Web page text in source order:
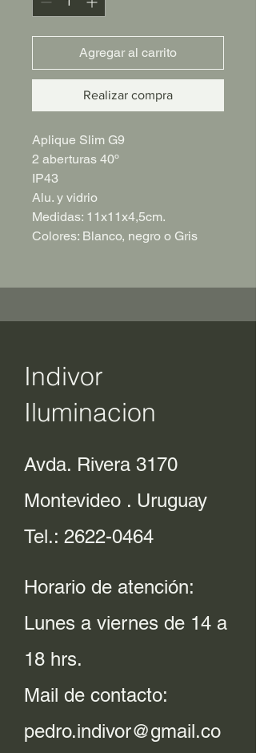
Agregar al carrito
Realizar compra
Aplique Slim G9
2 aberturas 40º
IP43
Alu. y vidrio
Medidas: 11x11x4,5cm.
Colores: Blanco, negro o Gris
Indivor
Iluminacion
Avda. Rivera 3170
Montevideo . Uruguay
Tel.: 2622-0464
Horario de atención:
Lunes a viernes de 14 a
18 hrs.
Mail de contacto:
pedro.indivor@gmail.co